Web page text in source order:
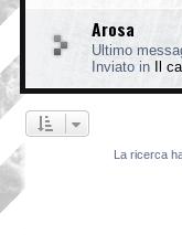
Arosa
Ultimo
Inviato in
Il
La ricerca